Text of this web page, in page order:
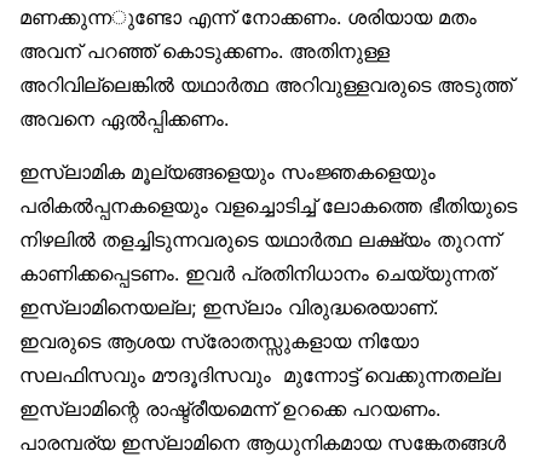
മണക്കുന്നുണ്ടോ എന്ന് നോക്കണം. ശരിയായ മതം
അവന് പറഞ്ഞ് കൊടുക്കണം. അതിനുള്ള
അറിവില്ലെങ്കില്‍ യഥാര്‍ത്ഥ അറിവുള്ളവരുടെ അടുത്ത്
അവനെ ഏല്‍പ്പിക്കണം.
ഇസ്‌ലാമിക മൂല്യങ്ങളെയും സംജ്ഞകളെയും
പരികല്‍പ്പനകളെയും വളച്ചൊടിച്ച് ലോകത്തെ ഭീതിയുടെ
നിഴലില്‍ തളച്ചിടുന്നവരുടെ യഥാര്‍ത്ഥ ലക്ഷ്യം തുറന്ന്
കാണിക്കപ്പെടണം. ഇവര്‍ പ്രതിനിധാനം ചെയ്യുന്നത്
ഇസ്‌ലാമിനെയല്ല; ഇസ്‌ലാം വിരുദ്ധരെയാണ്.
ഇവരുടെ ആശയ സ്രോതസ്സുകളായ നിയോ
സലഫിസവും മൗദൂദിസവും മുന്നോട്ട് വെക്കുന്നതല്ല
ഇസ്‌ലാമിന്റെ രാഷ്ട്രീയമെന്ന് ഉറക്കെ പറയണം.
പാരമ്പര്യ ഇസ്‌ലാമിനെ ആധുനികമായ സങ്കേതങ്ങള്‍